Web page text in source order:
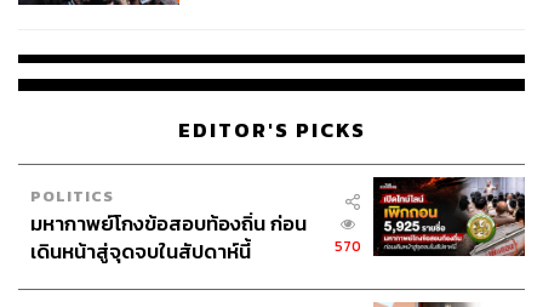
EDITOR'S PICKS
POLITICS
มหากาพย์โกงข้อสอบท้องถิ่น ก่อน
เดินหน้าสู่จุดจบในสัปดาห์นี้
570